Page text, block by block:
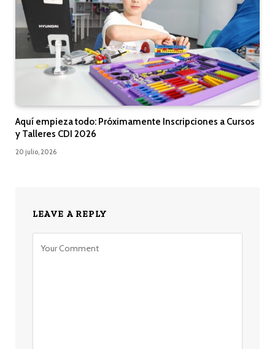
Aquí empieza todo: Próximamente Inscripciones a Cursos
y Talleres CDI 2026
20 julio, 2026
LEAVE A REPLY